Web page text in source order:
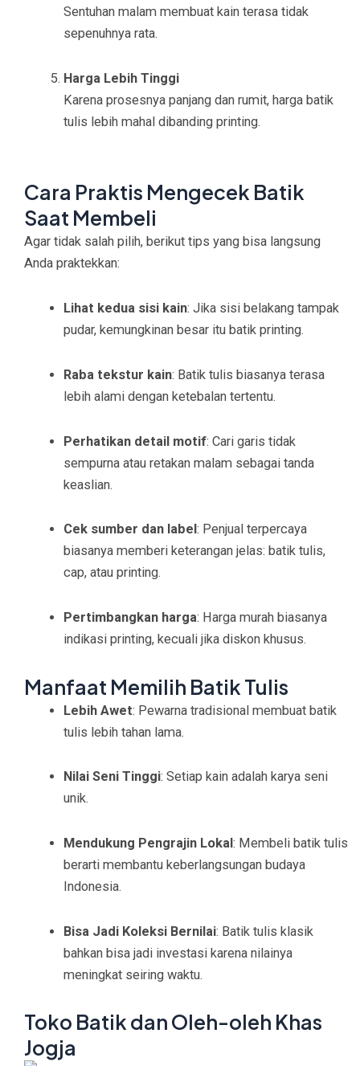
Sentuhan malam membuat kain terasa tidak
sepenuhnya rata.
Harga Lebih Tinggi
Karena prosesnya panjang dan rumit, harga batik
tulis lebih mahal dibanding printing.
Cara Praktis Mengecek Batik
Saat Membeli
Agar tidak salah pilih, berikut tips yang bisa langsung
Anda praktekkan:
Lihat kedua sisi kain: Jika sisi belakang tampak
pudar, kemungkinan besar itu batik printing.
Raba tekstur kain: Batik tulis biasanya terasa
lebih alami dengan ketebalan tertentu.
Perhatikan detail motif: Cari garis tidak
sempurna atau retakan malam sebagai tanda
keaslian.
Cek sumber dan label: Penjual terpercaya
biasanya memberi keterangan jelas: batik tulis,
cap, atau printing.
Pertimbangkan harga: Harga murah biasanya
indikasi printing, kecuali jika diskon khusus.
Manfaat Memilih Batik Tulis
Lebih Awet: Pewarna tradisional membuat batik
tulis lebih tahan lama.
Nilai Seni Tinggi: Setiap kain adalah karya seni
unik.
Mendukung Pengrajin Lokal: Membeli batik tulis
berarti membantu keberlangsungan budaya
Indonesia.
Bisa Jadi Koleksi Bernilai: Batik tulis klasik
bahkan bisa jadi investasi karena nilainya
meningkat seiring waktu.
Toko Batik dan Oleh-oleh Khas
Jogja